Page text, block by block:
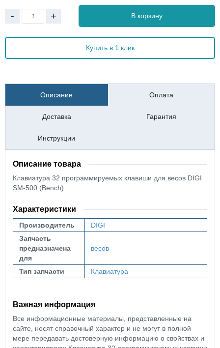
- + В корзину
Купить в 1 клик
Описание Оплата
Доставка Гарантия
Инструкции
Описание товара
Клавиатура 32 программируемых клавиши для весов DIGI
SM-500 (Bench)
Характеристики
Производитель
DIGI
Запчасть
предназначена
для
весов
Тип запчасти Клавиатура
Важная информация
Все информационные материалы, представленные на
сайте, носят справочный характер и не могут в полной
мере передавать достоверную информацию о свойствах и